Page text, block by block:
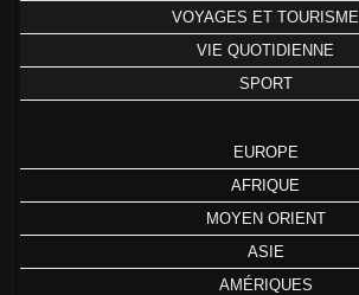
VOYAGES ET TOURISME
VIE QUOTIDIENNE
SPORT
EUROPE
AFRIQUE
MOYEN ORIENT
ASIE
AMÉRIQUES